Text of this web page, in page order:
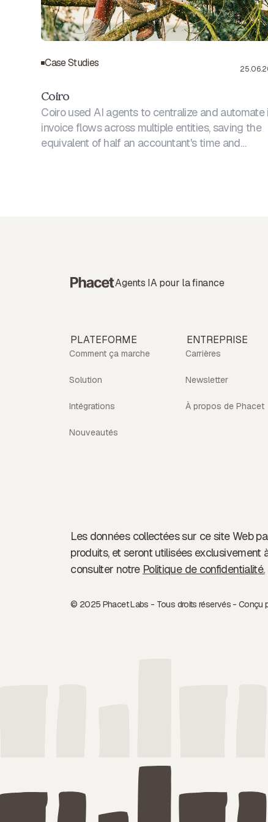
Adaptez l'agent à vos règles commerciales
Corriger et approuver le résultat
Comprendre le raisonnement de l'IA
Case Studies
Coiro
Coiro used AI agents to centralize and automate
invoice flows across multiple entities, saving the
equivalent of half an accountant's time and
Agents IA pour la finance
PLATEFORME
Comment ça marche
Solution
Intégrations
Nouveautés
ENTREPRISE
Carrières
Newsletter
À propos de Phacet
Les données collectées sur ce site Web
produits, et seront utilisées
consulter notre Politique de confidentialité.
© 2025 Phacet Labs - Tous droits réservés - Conçu